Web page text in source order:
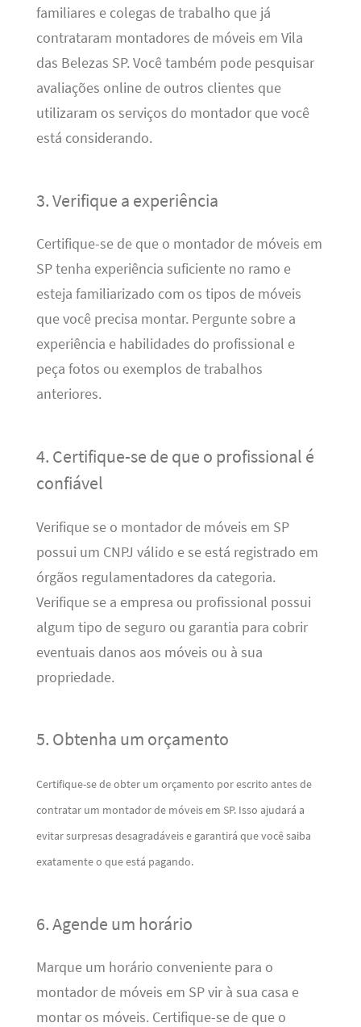
familiares e colegas de trabalho que já
contrataram montadores de móveis em Vila
das Belezas SP. Você também pode pesquisar
avaliações online de outros clientes que
utilizaram os serviços do montador que você
está considerando.
3. Verifique a experiência
Certifique-se de que o montador de móveis em
SP tenha experiência suficiente no ramo e
esteja familiarizado com os tipos de móveis
que você precisa montar. Pergunte sobre a
experiência e habilidades do profissional e
peça fotos ou exemplos de trabalhos
anteriores.
4. Certifique-se de que o profissional é
confiável
Verifique se o montador de móveis em SP
possui um CNPJ válido e se está registrado em
órgãos regulamentadores da categoria.
Verifique se a empresa ou profissional possui
algum tipo de seguro ou garantia para cobrir
eventuais danos aos móveis ou à sua
propriedade.
5. Obtenha um orçamento
Certifique-se de obter um orçamento por escrito antes de
contratar um montador de móveis em SP. Isso ajudará a
evitar surpresas desagradáveis ​​e garantirá que você saiba
exatamente o que está pagando.
6. Agende um horário
Marque um horário conveniente para o
montador de móveis em SP vir à sua casa e
montar os móveis. Certifique-se de que o